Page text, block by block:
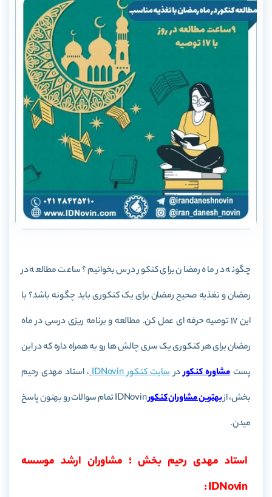
چگونه در ماه رمضان برای کنکور درس بخوانیم؟ ساعت مطالعه در
رمضان و تغذیه صحیح رمضان برای یک کنکوری باید چگونه باشد؟ با
این 17 توصیه حرفه ای عمل کن. مطالعه و برنامه ریزی درسی در ماه
رمضان برای هر کنکوری یک سری چالش ها رو به همراه داره که در این
پستمشاوره کنکوردرسایت کنکور IDNovin
، استاد مهدی رحیم
بخش، ازبهترین مشاوران کنکور
IDNovin تمام سوالات رو بهتون پاسخ
میدن.
استاد مهدی رحیم بخش ؛ مشاوران ارشد موسسه
IDNovin :